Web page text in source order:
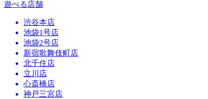
遊べる店舗
渋谷本店
池袋1号店
池袋2号店
新宿歌舞伎町店
北千住店
立川店
心斎橋店
神戸三宮店